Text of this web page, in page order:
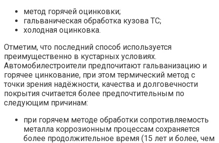
метод горячей оцинковки;
гальваническая обработка кузова ТС;
холодная оцинковка.
Отметим, что последний способ используется
преимущественно в кустарных условиях.
Автомобилестроители предпочитают гальванизацию и
горячее цинкование, при этом термический метод с
точки зрения надёжности, качества и долговечности
покрытия считается более предпочтительным по
следующим причинам:
при горячем методе обработки сопротивляемость
металла коррозионным процессам сохраняется
более продолжительное время (15 лет и более, чем